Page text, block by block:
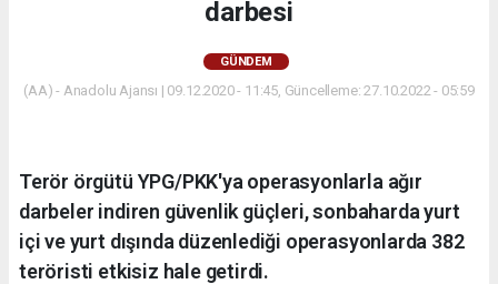
darbesi
GÜNDEM
(AA) - Anadolu Ajansı | 09.12.2020 - 11:45, Güncelleme: 27.10.2022 - 05:59
Terör örgütü YPG/PKK'ya operasyonlarla ağır
darbeler indiren güvenlik güçleri, sonbaharda yurt
içi ve yurt dışında düzenlediği operasyonlarda 382
teröristi etkisiz hale getirdi.